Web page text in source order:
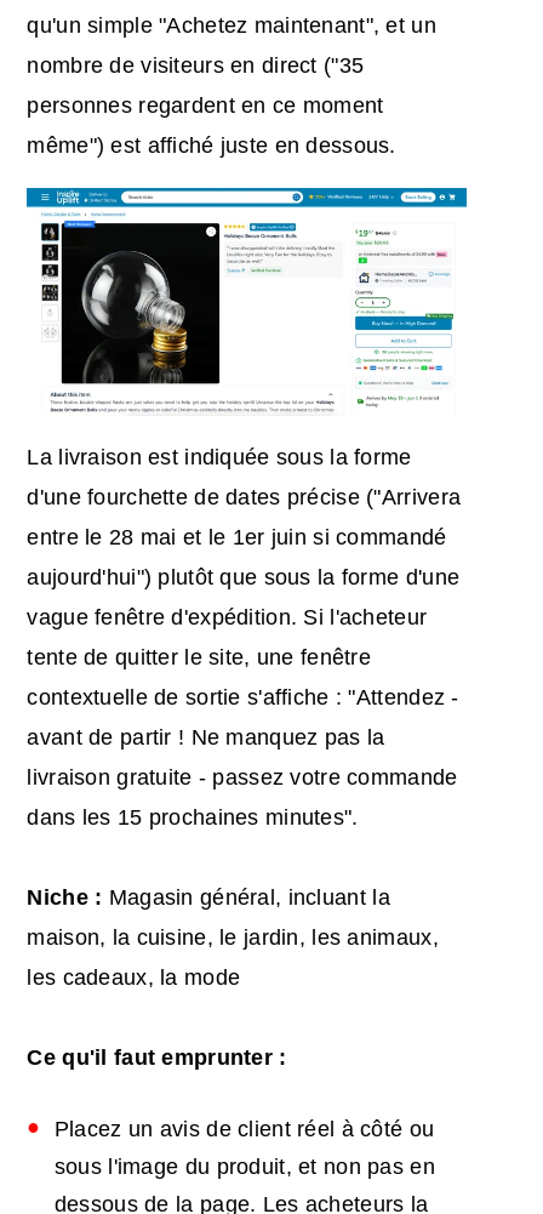
qu'un simple "Achetez maintenant", et un
nombre de visiteurs en direct ("35
personnes regardent en ce moment
même") est affiché juste en dessous.
La livraison est indiquée sous la forme
d'une fourchette de dates précise ("Arrivera
entre le 28 mai et le 1er juin si commandé
aujourd'hui") plutôt que sous la forme d'une
vague fenêtre d'expédition. Si l'acheteur
tente de quitter le site, une fenêtre
contextuelle de sortie s'affiche : "Attendez -
avant de partir ! Ne manquez pas la
livraison gratuite - passez votre commande
dans les 15 prochaines minutes".
Niche : Magasin général, incluant la
maison, la cuisine, le jardin, les animaux,
les cadeaux, la mode
Ce qu'il faut emprunter :
Placez un avis de client réel à côté ou
sous l'image du produit, et non pas en
dessous de la page. Les acheteurs la